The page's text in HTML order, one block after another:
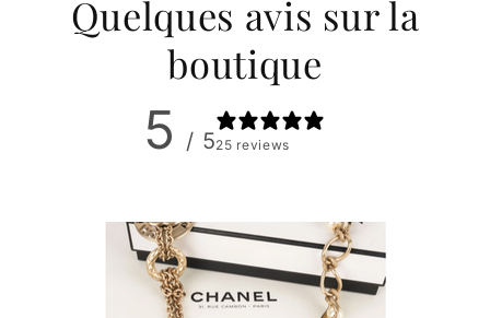
Quelques avis sur la
boutique
5 / 525 reviews